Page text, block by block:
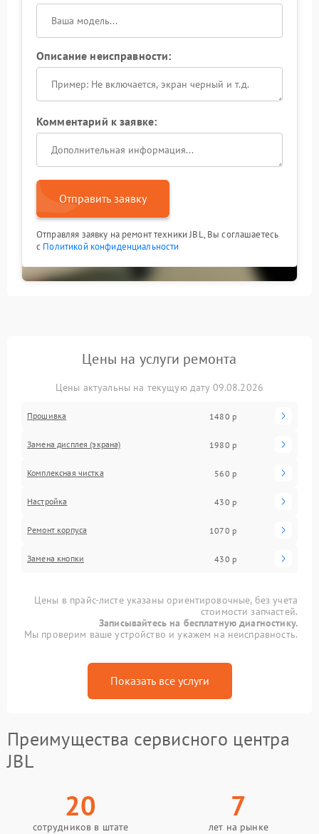
Описание неисправности:
Комментарий к заявке:
Отправить заявку
Отправляя заявку на ремонт техники JBL, Вы соглашаетесь
с Политикой конфиденциальности
Цены на услуги ремонта
Цены актуальны на текущую дату 09.08.2026
Прошивка 1480 р
Замена дисплея (экрана) 1980 р
Комплексная чистка 560 р
Настройка 430 р
Ремонт корпуса 1070 р
Замена кнопки 430 р
Цены в прайс-листе указаны ориентировочные, без учета
стоимости запчастей.
Записывайтесь на бесплатную диагностику.
Мы проверим ваше устройство и укажем на неисправность.
Показать все услуги
Преимущества сервисного центра
JBL
20
сотрудников в штате
7
лет на рынке